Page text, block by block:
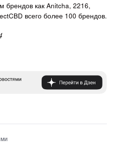
брендов как Anitcha, 2216,
всего более 100 брендов.